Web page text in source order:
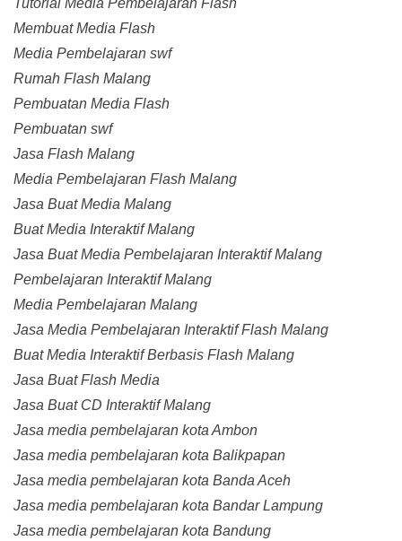
Tutorial Media Pembelajaran Flash
Membuat Media Flash
Media Pembelajaran swf
Rumah Flash Malang
Pembuatan Media Flash
Pembuatan swf
Jasa Flash Malang
Media Pembelajaran Flash Malang
Jasa Buat Media Malang
Buat Media Interaktif Malang
Jasa Buat Media Pembelajaran Interaktif Malang
Pembelajaran Interaktif Malang
Media Pembelajaran Malang
Jasa Media Pembelajaran Interaktif Flash Malang
Buat Media Interaktif Berbasis Flash Malang
Jasa Buat Flash Media
Jasa Buat CD Interaktif Malang
Jasa media pembelajaran kota Ambon
Jasa media pembelajaran kota Balikpapan
Jasa media pembelajaran kota Banda Aceh
Jasa media pembelajaran kota Bandar Lampung
Jasa media pembelajaran kota Bandung